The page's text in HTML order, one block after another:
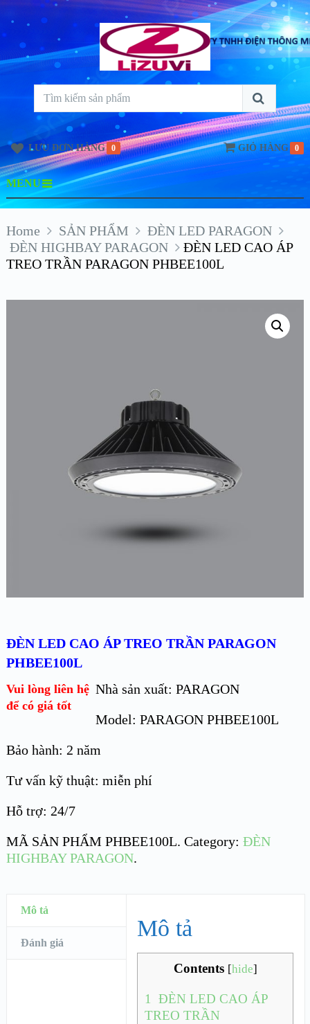
LƯU ĐƠN HÀNG 0 GIỎ HÀNG 0
MENU
Home SẢN PHẨM
ĐÈN LED PARAGON
ĐÈN HIGHBAY PARAGON
ĐÈN LED CAO ÁP
TREO TRẦN PARAGON PHBEE100L
ĐÈN LED CAO ÁP TREO TRẦN PARAGON
PHBEE100L
Vui lòng liên hệ
để có giá tốt
Nhà sản xuất: PARAGON
Model: PARAGON PHBEE100L
Bảo hành: 2 năm
Tư vấn kỹ thuật: miễn phí
Hỗ trợ: 24/7
MÃ SẢN PHẨM PHBEE100L. Category: ĐÈN
HIGHBAY PARAGON.
Mô tả
Đánh giá
Mô tả
Contents [hide]
1
ĐÈN LED CAO ÁP
TREO TRẦN